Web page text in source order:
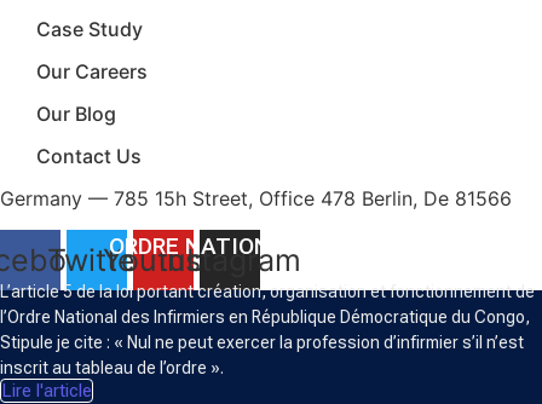
Case Study
Our Careers
Our Blog
Contact Us
Germany — 785 15h Street, Office 478 Berlin, De 81566
TwitterYoutube
Instagram
ORDRE NATIONAL DES INFIRMIERS
L’article 5 de la loi portant création, organisation et fonctionnement de
l’Ordre National des Infirmiers en République Démocratique du Congo,
Stipule je cite : « Nul ne peut exercer la profession d’infirmier s’il n’est
inscrit au tableau de l’ordre ».
Lire l'article